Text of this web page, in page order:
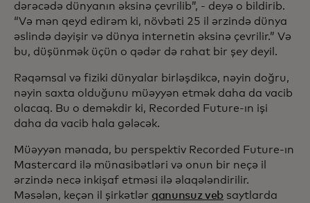
dərəcədə dünyanın əksinə çevrilib”, - deyə o bildirib.
“Və mən qeyd edirəm ki, növbəti 25 il ərzində dünya
əslində dəyişir və dünya internetin əksinə çevrilir.” Və
bu, düşünmək üçün o qədər də rahat bir şey deyil.
Rəqəmsal və fiziki dünyalar birləşdikcə, nəyin doğru,
nəyin saxta olduğunu müəyyən etmək daha da vacib
olacaq. Bu o deməkdir ki, Recorded Future-ın işi
daha da vacib hala gələcək.
Müəyyən mənada, bu perspektiv Recorded Future-ın
Mastercard ilə münasibətləri və onun bir neçə il
ərzində necə inkişaf etməsi ilə əlaqələndirilir.
Məsələn, keçən il şirkətlər qanunsuz veb saytlarda